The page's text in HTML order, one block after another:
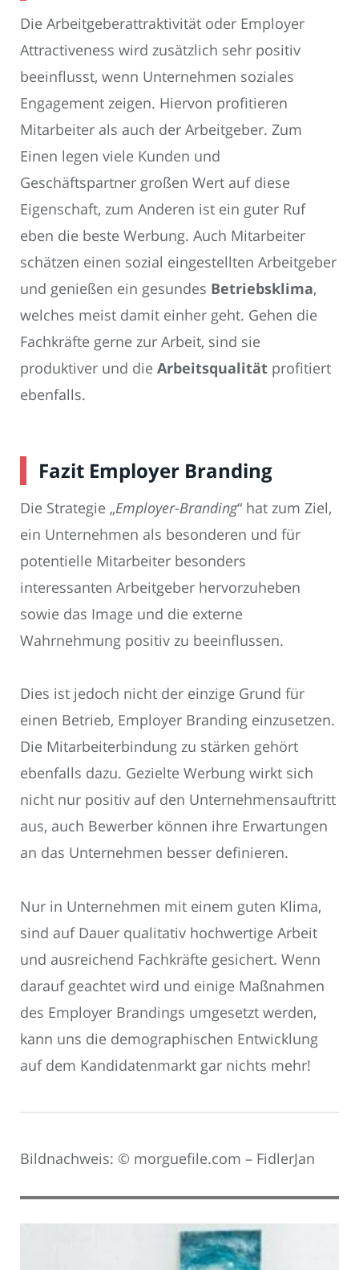
Die Arbeitgeberattraktivität oder Employer
Attractiveness wird zusätzlich sehr positiv
beeinflusst, wenn Unternehmen soziales
Engagement zeigen. Hiervon profitieren
Mitarbeiter als auch der Arbeitgeber. Zum
Einen legen viele Kunden und
Geschäftspartner großen Wert auf diese
Eigenschaft, zum Anderen ist ein guter Ruf
eben die beste Werbung. Auch Mitarbeiter
schätzen einen sozial eingestellten Arbeitgeber
und genießen ein gesundes Betriebsklima,
welches meist damit einher geht. Gehen die
Fachkräfte gerne zur Arbeit, sind sie
produktiver und die Arbeitsqualität profitiert
ebenfalls.
Fazit Employer Branding
Die Strategie „Employer-Branding“ hat zum Ziel,
ein Unternehmen als besonderen und für
potentielle Mitarbeiter besonders
interessanten Arbeitgeber hervorzuheben
sowie das Image und die externe
Wahrnehmung positiv zu beeinflussen.
Dies ist jedoch nicht der einzige Grund für
einen Betrieb, Employer Branding einzusetzen.
Die Mitarbeiterbindung zu stärken gehört
ebenfalls dazu. Gezielte Werbung wirkt sich
nicht nur positiv auf den Unternehmensauftritt
aus, auch Bewerber können ihre Erwartungen
an das Unternehmen besser definieren.
Nur in Unternehmen mit einem guten Klima,
sind auf Dauer qualitativ hochwertige Arbeit
und ausreichend Fachkräfte gesichert. Wenn
darauf geachtet wird und einige Maßnahmen
des Employer Brandings umgesetzt werden,
kann uns die demographischen Entwicklung
auf dem Kandidatenmarkt gar nichts mehr!
Bildnachweis: © morguefile.com – FidlerJan